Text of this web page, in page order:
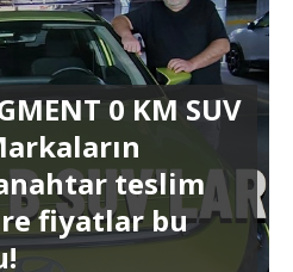
0 KM SUV
teslim
fiyatlar bu